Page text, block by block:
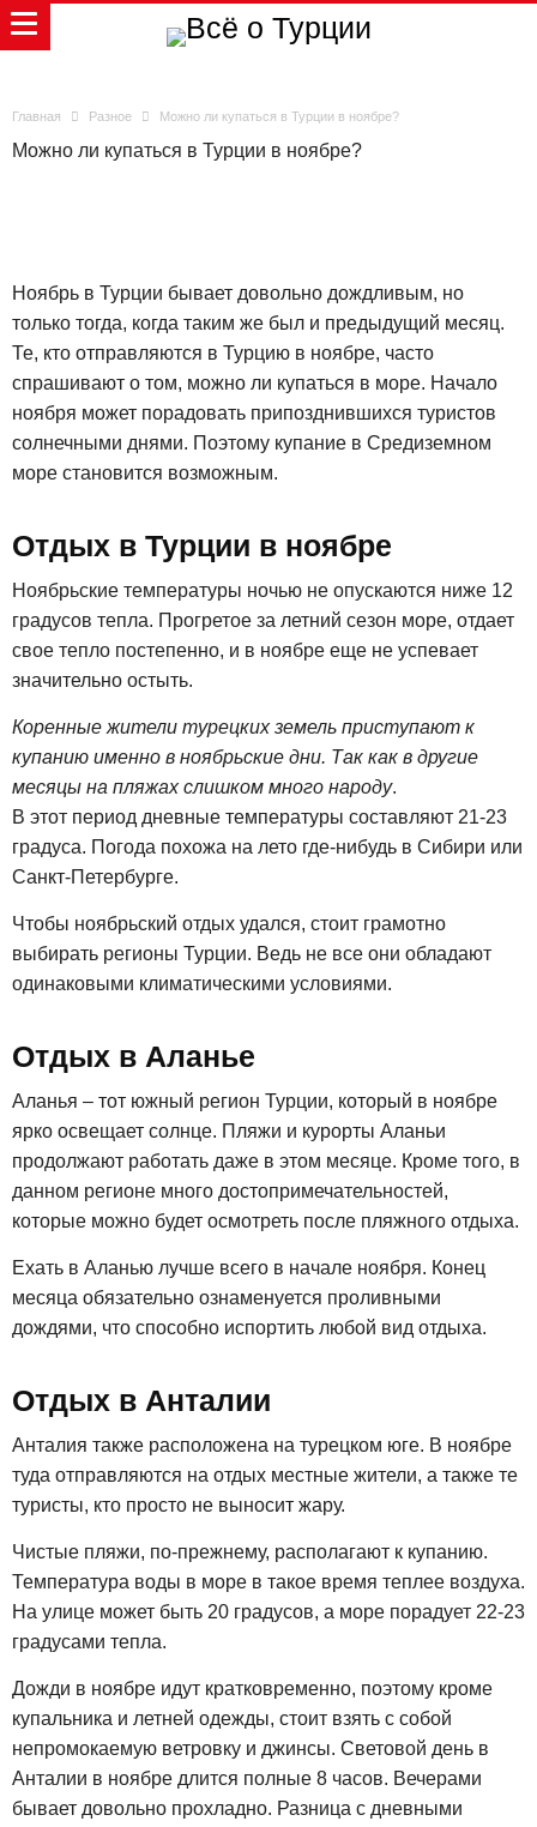
Главная Разное Можно ли купаться в Турции в ноябре?
Можно ли купаться в Турции в ноябре?
Ноябрь в Турции бывает довольно дождливым, но
только тогда, когда таким же был и предыдущий месяц.
Те, кто отправляются в Турцию в ноябре, часто
спрашивают о том, можно ли купаться в море. Начало
ноября может порадовать припозднившихся туристов
солнечными днями. Поэтому купание в Средиземном
море становится возможным.
Отдых в Турции в ноябре
Ноябрьские температуры ночью не опускаются ниже 12
градусов тепла. Прогретое за летний сезон море, отдает
свое тепло постепенно, и в ноябре еще не успевает
значительно остыть.
Коренные жители турецких земель приступают к
купанию именно в ноябрьские дни. Так как в другие
месяцы на пляжах слишком много народу.
В этот период дневные температуры составляют 21-23
градуса. Погода похожа на лето где-нибудь в Сибири или
Санкт-Петербурге.
Чтобы ноябрьский отдых удался, стоит грамотно
выбирать регионы Турции. Ведь не все они обладают
одинаковыми климатическими условиями.
Отдых в Аланье
Аланья – тот южный регион Турции, который в ноябре
ярко освещает солнце. Пляжи и курорты Аланьи
продолжают работать даже в этом месяце. Кроме того, в
данном регионе много достопримечательностей,
которые можно будет осмотреть после пляжного отдыха.
Ехать в Аланью лучше всего в начале ноября. Конец
месяца обязательно ознаменуется проливными
дождями, что способно испортить любой вид отдыха.
Отдых в Анталии
Анталия также расположена на турецком юге. В ноябре
туда отправляются на отдых местные жители, а также те
туристы, кто просто не выносит жару.
Чистые пляжи, по-прежнему, располагают к купанию.
Температура воды в море в такое время теплее воздуха.
На улице может быть 20 градусов, а море порадует 22-23
градусами тепла.
Дожди в ноябре идут кратковременно, поэтому кроме
купальника и летней одежды, стоит взять с собой
непромокаемую ветровку и джинсы. Световой день в
Анталии в ноябре длится полные 8 часов. Вечерами
бывает довольно прохладно. Разница с дневными